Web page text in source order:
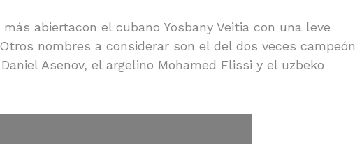
abiertacon el cubano Yosbany Veitia con una leve
nombres a considerar son el del dos veces campeón
Asenov, el argelino Mohamed Flissi y el uzbeko